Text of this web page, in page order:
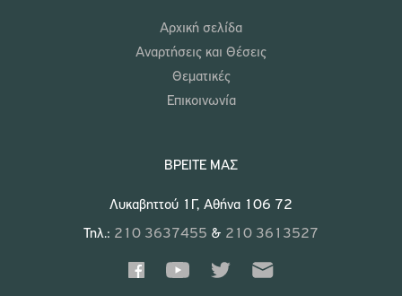
Αρχική σελίδα
Αναρτήσεις και Θέσεις
Θεματικές
Επικοινωνία
ΒΡΕΊΤΕ ΜΑΣ
Λυκαβηττού 1Γ, Αθήνα 106 72
Τηλ.: 210 3637455 & 210 3613527